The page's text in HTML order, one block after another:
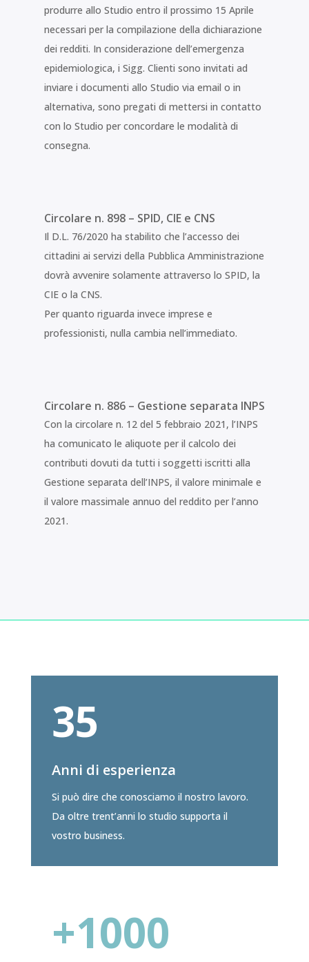
produrre allo Studio entro il prossimo 15 Aprile
necessari per la compilazione della dichiarazione
dei redditi. In considerazione dell’emergenza
epidemiologica, i Sigg. Clienti sono invitati ad
inviare i documenti allo Studio via email o in
alternativa, sono pregati di mettersi in contatto
con lo Studio per concordare le modalità di
consegna.
Circolare n. 898 – SPID, CIE e CNS
Il D.L. 76/2020 ha stabilito che l’accesso dei
cittadini ai servizi della Pubblica Amministrazione
dovrà avvenire solamente attraverso lo SPID, la
CIE o la CNS.
Per quanto riguarda invece imprese e
professionisti, nulla cambia nell’immediato.
Circolare n. 886 – Gestione separata INPS
Con la circolare n. 12 del 5 febbraio 2021, l’INPS
ha comunicato le aliquote per il calcolo dei
contributi dovuti da tutti i soggetti iscritti alla
Gestione separata dell’INPS, il valore minimale e
il valore massimale annuo del reddito per l’anno
2021.
35
Anni di esperienza
Si può dire che conosciamo il nostro lavoro.
Da oltre trent’anni lo studio supporta il
vostro business.
+1000